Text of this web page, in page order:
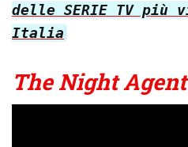
delle SERIE TV
Italia
The Night Agent